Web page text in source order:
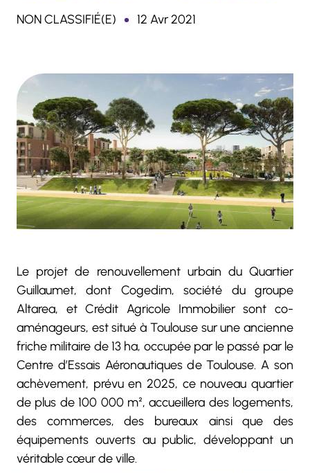
PORTFOLIO
NON CLASSIFIÉ(E) 12 Avr 2021
Le projet de renouvellement urbain du Quartier
Guillaumet, dont Cogedim, société du groupe
Altarea, et Crédit Agricole Immobilier sont co-
aménageurs, est situé à Toulouse sur une ancienne
friche militaire de 13 ha, occupée par le passé par le
Centre d’Essais Aéronautiques de Toulouse. A son
achèvement, prévu en 2025, ce nouveau quartier
de plus de 100 000 m², accueillera des logements,
des commerces, des bureaux ainsi que des
équipements ouverts au public, développant un
véritable cœur de ville.